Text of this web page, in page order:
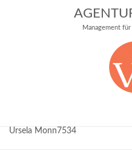
Management
Ursela Monn7534